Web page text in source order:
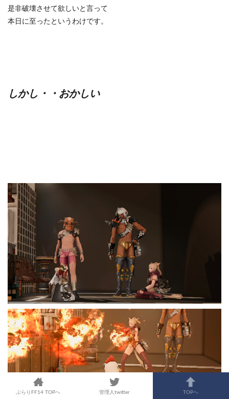
是非破壊させて欲しいと言って
本日に至ったというわけです。
しかし・・おかしい
ぶらりFF14 TOPへ 管理人twitter TOPへ